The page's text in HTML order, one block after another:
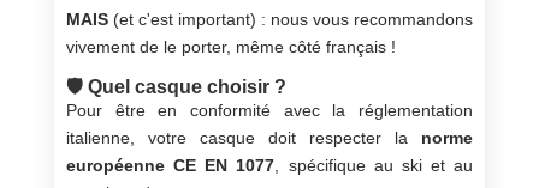
MAIS(et c'est important) : nous vous recommandons
vivement de le porter, même côté français !
🛡️ Quel casque choisir ?
Pour être en conformité avec la réglementation
italienne, votre casque doit respecter la norme
européenne CE EN 1077, spécifique au ski et au